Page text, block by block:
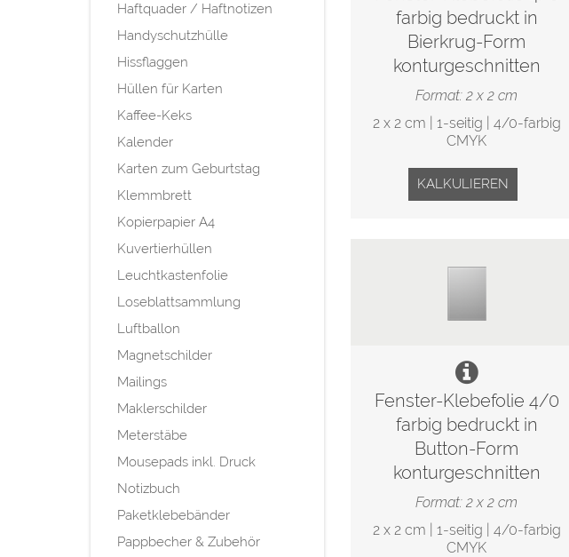
Haftquader / Haftnotizen
Handyschutzhülle
Hissflaggen
Hüllen für Karten
Kaffee-Keks
Kalender
Karten zum Geburtstag
Klemmbrett
Kopierpapier A4
Kuvertierhüllen
Leuchtkastenfolie
Loseblattsammlung
Luftballon
Magnetschilder
Mailings
Maklerschilder
Meterstäbe
Mousepads inkl. Druck
Notizbuch
Paketklebebänder
Pappbecher & Zubehör
farbig bedruckt in
Bierkrug-Form
konturgeschnitten
Format: 2 x 2 cm
2 x 2 cm | 1-seitig | 4/0-farbig
CMYK
KALKULIEREN
Fenster-Klebefolie 4/0
farbig bedruckt in
Button-Form
konturgeschnitten
Format: 2 x 2 cm
2 x 2 cm | 1-seitig | 4/0-farbig
CMYK